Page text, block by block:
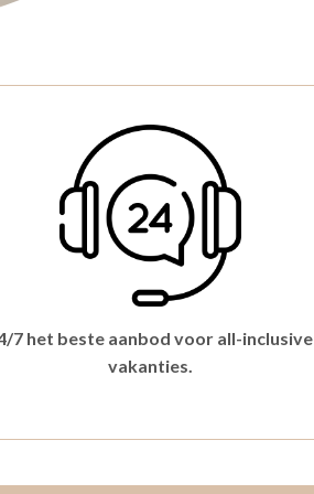
7 het beste aanbod voor all-inclusive
vakanties.